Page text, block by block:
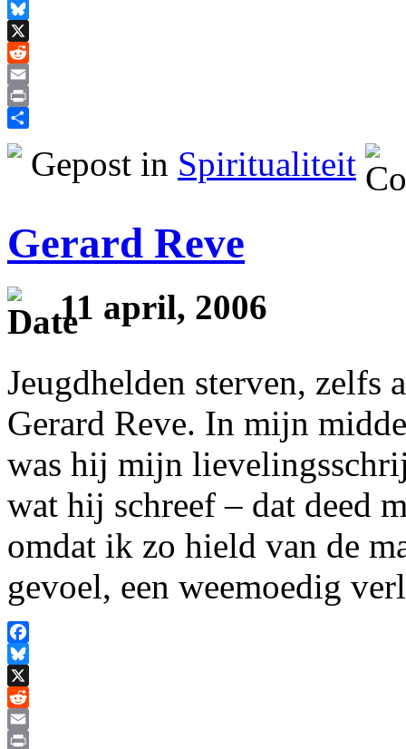
Facebook
Bluesky
X
Reddit
Email
Print
Delen
Gepost in Spiritualiteit
Gerard Reve
11 april, 2006
Jeugdhelden sterven, zelfs
Gerard Reve. In mijn
was hij mijn
wat hij schreef – dat deed
omdat ik zo hield van de
gevoel, een weemoedig
Facebook
Bluesky
X
Reddit
Email